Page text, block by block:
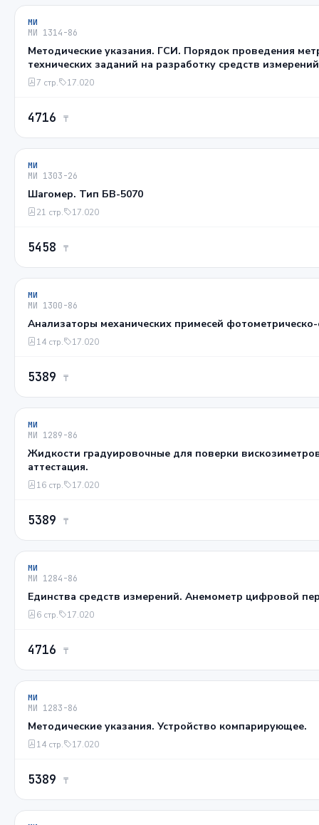
МИ
МИ 1314-86
Методические указания. ГСИ. Порядок проведения
технических заданий на разработку средств
7 стр. 17.020
4716 ₸
МИ
МИ 1303-26
Шагомер. Тип БВ-5070
21 стр. 17.020
5458 ₸
МИ
МИ 1300-86
Анализаторы механических примесей
14 стр. 17.020
5389 ₸
МИ
МИ 1289-86
Жидкости градуировочные для поверки
аттестация.
16 стр. 17.020
5389 ₸
МИ
МИ 1284-86
Единства средств измерений. Анемометр цифровой
6 стр. 17.020
4716 ₸
МИ
МИ 1283-86
Методические указания. Устройство компарирующее.
14 стр. 17.020
5389 ₸